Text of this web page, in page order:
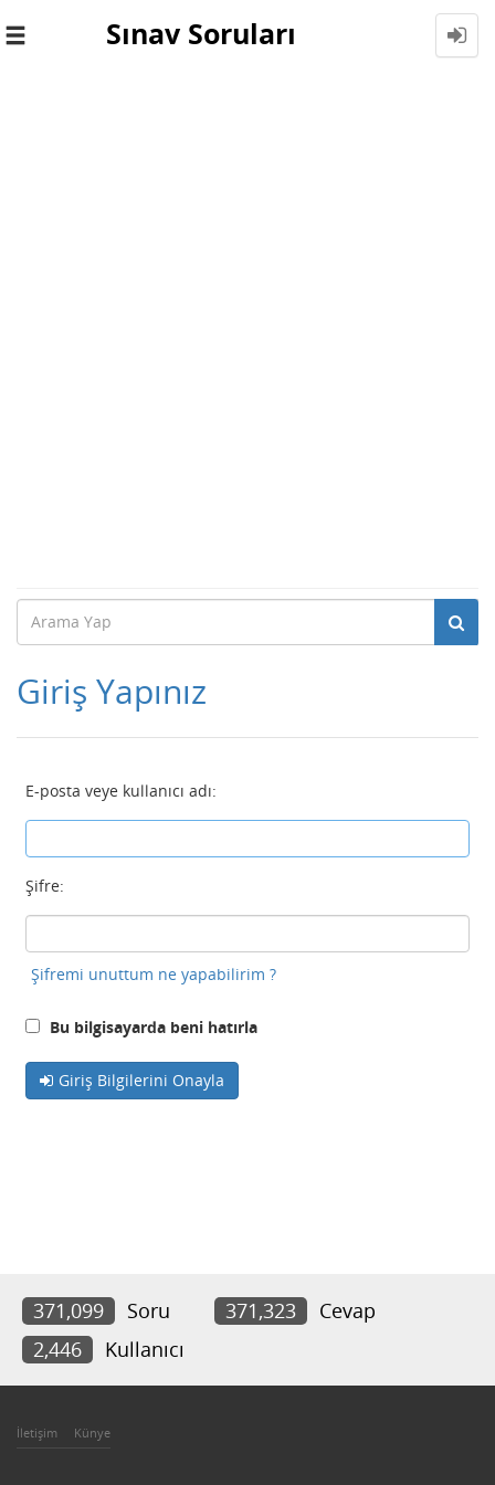
Toggle
Sınav Soruları
Giriş Yapınız
E-posta veye kullanıcı adı:
Şifre:
Şifremi unuttum ne yapabilirim ?
Bu bilgisayarda beni hatırla
Giriş Bilgilerini Onayla
371,099 Soru 371,323
Cevap
2,446
Kullanıcı
İletişim Künye